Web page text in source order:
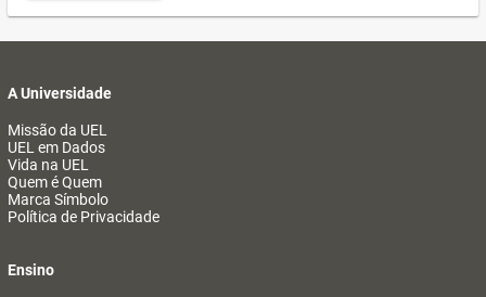
A Universidade
Missão da UEL
UEL em Dados
Vida na UEL
Quem é Quem
Marca Símbolo
Política de Privacidade
Ensino